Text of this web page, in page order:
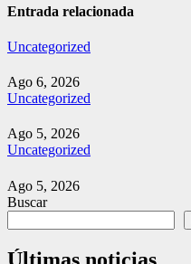
Entrada relacionada
Uncategorized
Ago 6, 2026
Uncategorized
Ago 5, 2026
Uncategorized
Ago 5, 2026
Buscar
Últimas noticias